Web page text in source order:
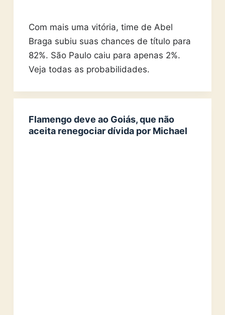
Com mais uma vitória, time de Abel
Braga subiu suas chances de título para
82%. São Paulo caiu para apenas 2%.
Veja todas as probabilidades.
Flamengo deve ao Goiás, que não
aceita renegociar dívida por Michael